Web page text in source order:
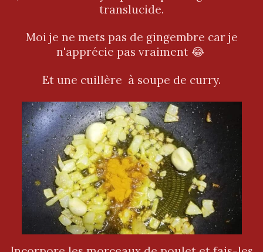
translucide.
Moi je ne mets pas de gingembre car je
n'apprécie pas vraiment 😂
Et une cuillère à soupe de curry.